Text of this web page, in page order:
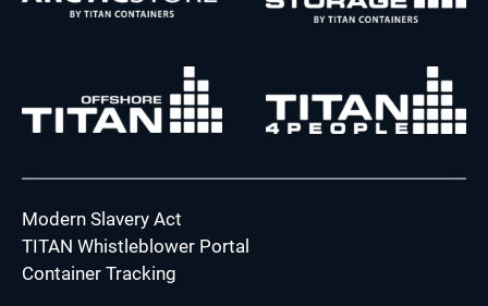
Modern Slavery Act
TITAN Whistleblower Portal
Container Tracking